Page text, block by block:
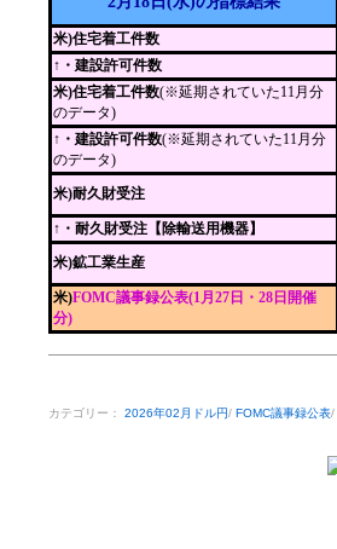
米)住宅着工件数
↑・建設許可件数
米)住宅着工件数(※延期されていた11月分
のデータ)
↑・建設許可件数(※延期されていた11月分
のデータ)
米)耐久財受注
↑ ・耐久財受注【除輸送用機器】
米)鉱工業生産
米)FOMC議事録公表(1月27日・28日開催
分)
カテゴリー： 2026年02月ドル円/ FOMC議事録公表/